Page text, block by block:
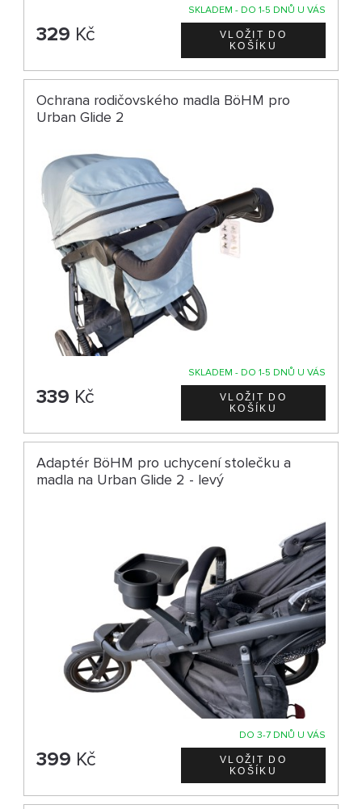
SKLADEM - DO 1-5 DNŮ U VÁS
329 Kč
Ochrana rodičovského madla BöHM pro
Urban Glide 2
SKLADEM - DO 1-5 DNŮ U VÁS
339 Kč
Adaptér BöHM pro uchycení stolečku a
madla na Urban Glide 2 - levý
DO 3-7 DNŮ U VÁS
399 Kč